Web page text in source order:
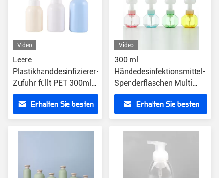
Video
Leere
Plastikhanddesinfizierer-
Zufuhr füllt PET 300ml
400ml 500ml für die
Hand der Kinder ab
Erhalten Sie besten
Video
300 ml
Händedesinfektionsmittel-
Spenderflaschen Multi
Color Flower Foam Leere
FlascheErhalten Sie besten